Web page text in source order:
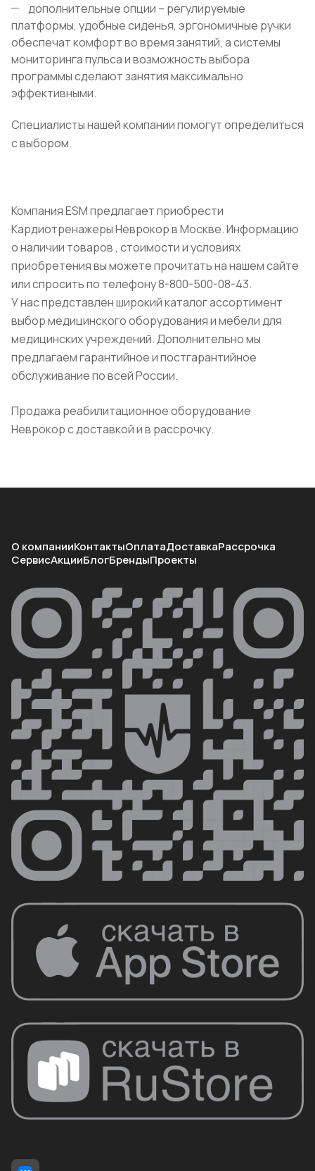
дополнительные опции – регулируемые
платформы, удобные сиденья, эргономичные ручки
обеспечат комфорт во время занятий, а системы
мониторинга пульса и возможность выбора
программы сделают занятия максимально
эффективными.
Специалисты нашей компании помогут определиться
с выбором.
Компания ESM предлагает приобрести
Кардиотренажеры Неврокор в Москве. Информацию
о наличии товаров , стоимости и условиях
приобретения вы можете прочитать на нашем сайте
или спросить по телефону 8-800-500-08-43.
У нас представлен широкий каталог ассортимент
выбор медицинского оборудования и мебели для
медицинских учреждений. Дополнительно мы
предлагаем гарантийное и постгарантийное
обслуживание по всей России.
Продажа реабилитационное оборудование
Неврокор с доставкой и в рассрочку.
О компанииКонтактыОплатаДоставкаРассрочка
СервисАкцииБлогБрендыПроекты